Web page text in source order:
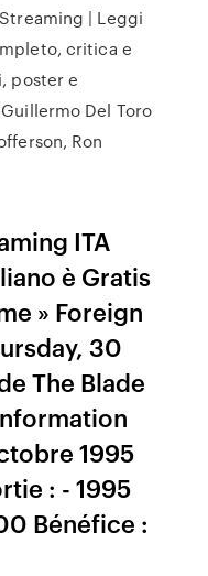
| Leggi
critica e
poster e
Del Toro
Ron
ITA
è Gratis
» Foreign
30
The Blade
1995
: - 1995
Bénéfice :